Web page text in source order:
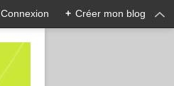
Connexion + Créer mon blog